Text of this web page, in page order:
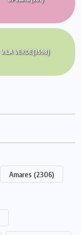
VILA VERDE(3598)
Amares (2306)